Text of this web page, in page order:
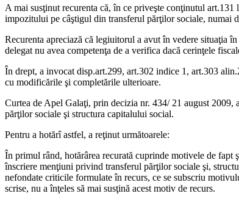
A mai susţinut recurenta că, în ce priveşte conţinutul
impozitului pe câştigul din transferul părţilor sociale, numai
Recurenta apreciază că legiuitorul a avut în vedere situaţia
delegat nu avea competenţa de a verifica dacă cerinţele
În drept, a invocat disp.art.299, art.302 indice 1, art.303
cu modificările şi completările ulterioare.
Curtea de Apel Galaţi, prin decizia nr. 434/ 21 august
părţilor sociale şi structura capitalului social.
Pentru a hotărî astfel, a reţinut următoarele:
În primul rând, hotărârea recurată cuprinde motivele de
înscriere menţiuni privind transferul părţilor sociale şi,
nefondate criticile formulate în recurs, ce se subscriu
scrise, nu a înţeles să mai susţină acest motiv de recurs.